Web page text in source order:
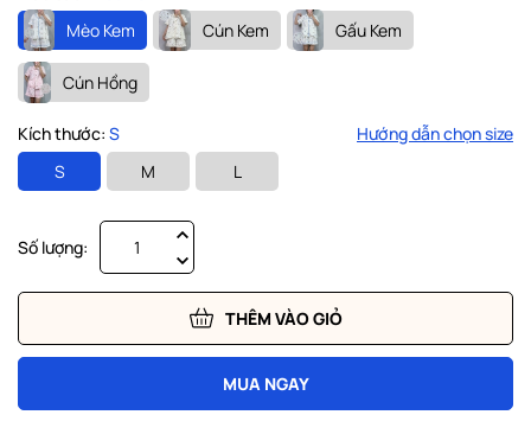
Mèo Kem
Cún Kem Gấu Kem
Cún Hồng
Kích thước: S
Hướng dẫn chọn size
S
M L
Số lượng:
THÊM VÀO GIỎ
MUA NGAY